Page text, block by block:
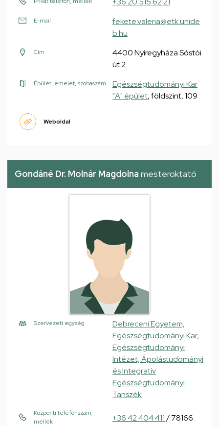
E-mail
fekete.valeria@etk.unide
b.hu
Cím
4400 Nyíregyháza Sóstói
út 2
Épület, emelet, szobaszám
Egészségtudományi Kar
"A" épület, földszint, 109
Weboldal
Gondáné Dr. Molnár Magdolna mesteroktató
Szervezeti egység
Debreceni Egyetem,
Egészségtudományi Kar,
Egészségtudományi
Intézet, Ápolástudományi
és Integratív
Egészségtudományi
Tanszék
Központi telefonszám,
mellék
+36 42 404 411/ 78166